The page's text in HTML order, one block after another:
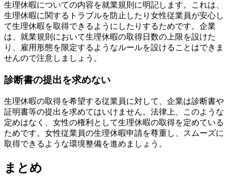
生理休暇についての内容を就業規則に明記します。これは、
生理休暇に関するトラブルを防止したり女性従業員が安心し
て生理休暇を取得できるようにしたりするためです。企業
は、就業規則において生理休暇の取得日数の上限を設けた
り、雇用形態を限定するようなルールを設けることはできま
せんので注意しましょう。
診断書の提出を求めない
生理休暇の取得を希望する従業員に対して、企業は診断書や
証明書等の提出を求めてはいけません。法律上、このような
定めはなく、女性の権利として生理休暇の取得を定めている
ためです。女性従業員の生理休暇申請を尊重し、スムーズに
取得できるような環境整備を進めましょう。
まとめ